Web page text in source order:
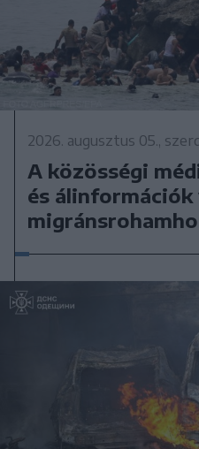
2026. augusztus 05.,
A közösségi
és